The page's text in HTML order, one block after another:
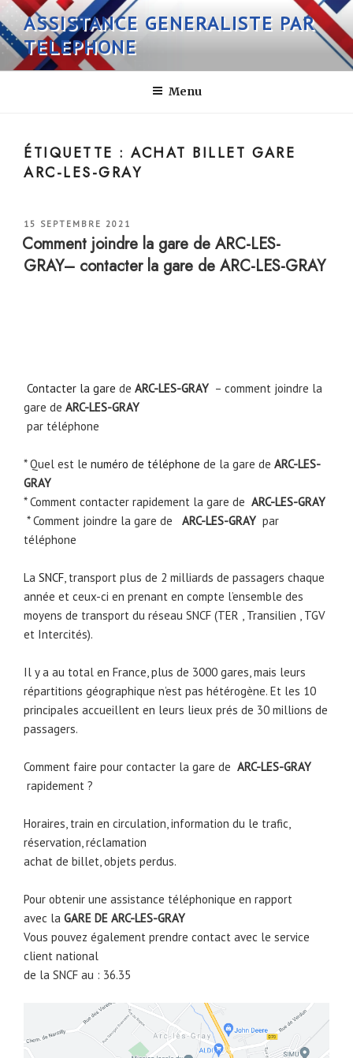
Aller
au
contenu
principal
ASSISTANCE GENERALISTE PAR
TELEPHONE
Menu
ÉTIQUETTE :ACHAT BILLET GARE
ARC-LES-GRAY
PUBLIÉ
LE
15 SEPTEMBRE 2021
Comment joindre la gare de ARC-LES-
GRAY– contacter la gare de ARC-LES-GRAY
Contacter la gare de ARC-LES-GRAY – comment joindre la
gare de ARC-LES-GRAY
par téléphone
* Quel est le numéro de téléphone de la gare de ARC-LES-
GRAY
* Comment contacter rapidement la gare de ARC-LES-GRAY
* Comment joindre la gare de
ARC-LES-GRAY par
téléphone
La SNCF, transport plus de 2 milliards de passagers chaque
année et ceux-ci en prenant en compte l’ensemble des
moyens de transport du réseau SNCF (TER , Transilien , TGV
et Intercités).
Il y a au total en France, plus de 3000 gares, mais leurs
répartitions géographique n’est pas hétérogène. Et les 10
principales accueillent en leurs lieux prés de 30 millions de
passagers.
Comment faire pour contacter la gare de ARC-LES-GRAY
rapidement ?
Horaires, train en circulation, information du le trafic,
réservation, réclamation
achat de billet, objets perdus.
Pour obtenir une assistance téléphonique en rapport
avec la GARE DE ARC-LES-GRAY
Vous pouvez également prendre contact avec le service
client national
de la SNCF au : 36.35